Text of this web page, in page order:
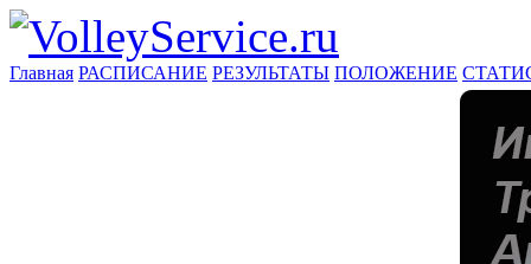
Главная РАСПИСАНИЕ РЕЗУЛЬТАТЫ ПОЛОЖЕНИЕ